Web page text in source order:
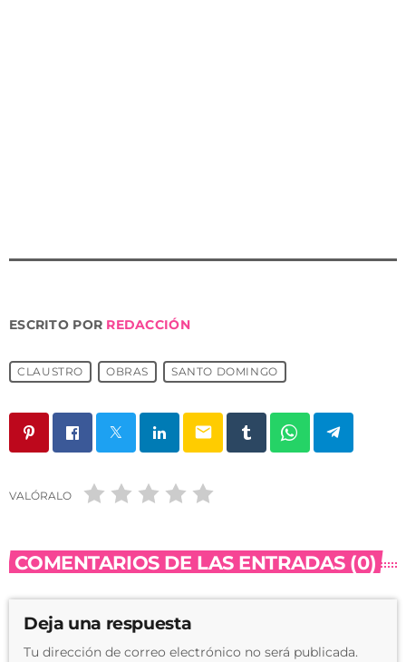
ESCRITO POR REDACCIÓN
CLAUSTRO OBRAS SANTO DOMINGO
email
VALÓRALO
COMENTARIOS DE LAS ENTRADAS (0)
Deja una respuesta
Tu dirección de correo electrónico no será publicada.